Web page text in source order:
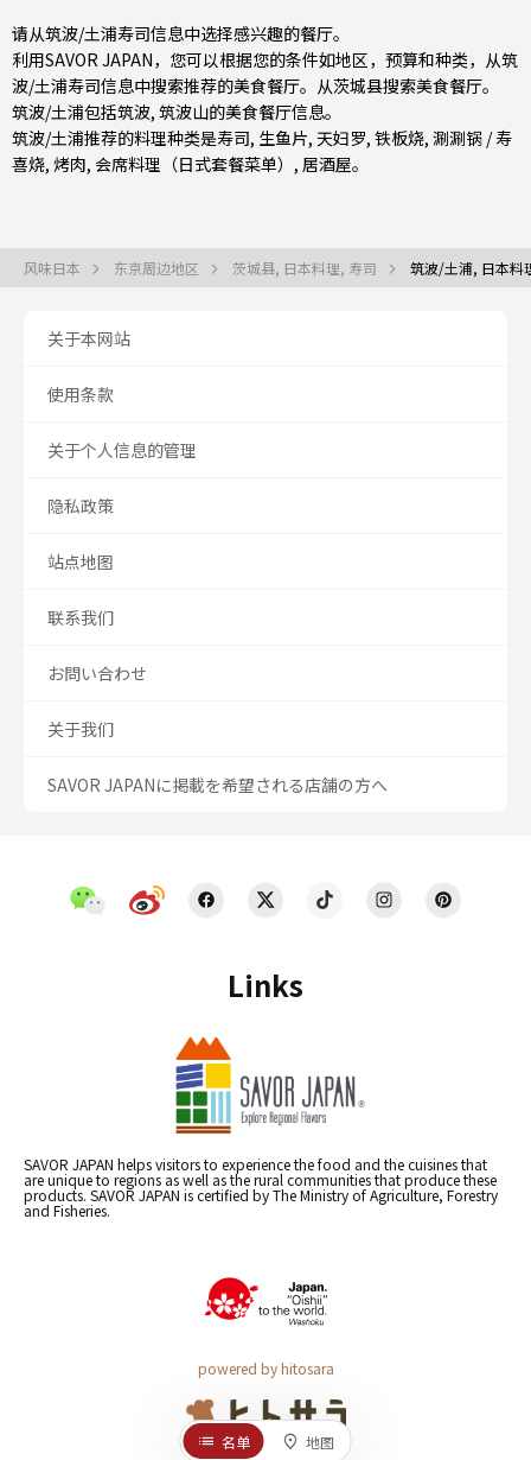
请从筑波/土浦寿司信息中选择感兴趣的餐厅。
利用SAVOR JAPAN，您可以根据您的条件如地区，预算和种类，从筑
波/土浦寿司信息中搜索推荐的美食餐厅。从茨城县搜索美食餐厅。
筑波/土浦包括筑波, 筑波山的美食餐厅信息。
筑波/土浦推荐的料理种类是寿司, 生鱼片, 天妇罗, 铁板烧, 涮涮锅 / 寿
喜烧, 烤肉, 会席料理（日式套餐菜单） , 居酒屋。
风味日本 东京周边地区 茨城县, 日本料理, 寿司 筑波/土浦, 日本料
Links
SAVOR JAPAN helps visitors to experience the food and the cuisines that
are unique to regions as well as the rural communities that produce these
products. SAVOR JAPAN is certified by The Ministry of Agriculture, Forestry
and Fisheries.
powered by hitosara
关于本网站
使用条款
关于个人信息的管理
隐私政策
站点地图
联系我们
お問い合わせ
关于我们
SAVOR JAPANに掲載を希望される店舗の方へ
名单 地图